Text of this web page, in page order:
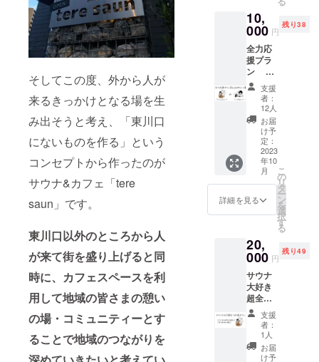
そしてこの度、外から人が
来るきっかけとなる場を生
み出そうと考え、「東川口
にないものを作る」という
コンセプトから作ったのが
サウナ&カフェ「tere
saun」です。
東川口以外のところから人
が来て街を盛り上げると同
時に、カフェスペースを利
用して地域の皆さまの憩い
の場・コミュニティーとす
ることで地域のつながりを
まで
+ロース
トビー
フ+わら
び餅ほ
うじ茶
セット2
名様分
（平日
利用に
限る）※
通常
6300
円 B.
ワンコ
も喜ぶ
コース
ラ
トビー
フ+tere
リジナ
ルワン
コケー
キ ※ご
利用方
法 ク
ラウド
ファン
10,
000 円
残り38
全力応
援プラ
ン A
かBの
コース
をお選
びくだ
さい。
A.サウ
ナ大好
きコー
ス
サウナ
ご利用
券4名様
利用に
限る）※
通常4名
で
17000
なので
7000円
お得 B.
ワンコ
も喜ぶ
コース
支援
者：
12人
お届
け予
定：
2023
年10
月
詳細を見る
こ
の
リ
タ
ー
ン
を
選
択
す
る
20,
000 円
残り49
サウナ
大好き
超全力
応援プ
ラン サ
ウナ利
用券8名
様まで
支援
者：
1人
お届
け予